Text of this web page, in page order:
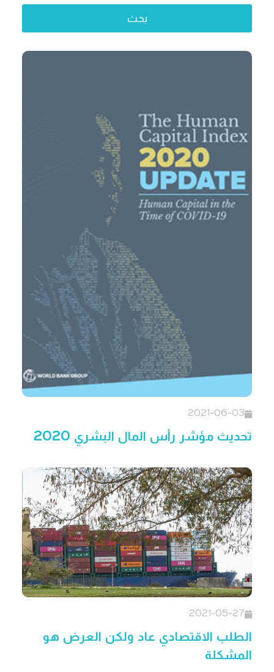
2021-06-03
تحديث مؤشر رأس المال البشري 2020
2021-05-27
الطلب الاقتصادي عاد ولكن العرض هو
المشكلة